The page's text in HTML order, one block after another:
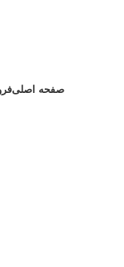
صفحه اصلی